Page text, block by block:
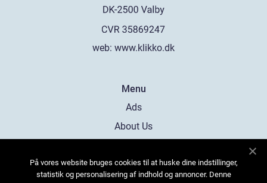
web: www.klikko.dk
Menu
Ads
About Us
Contact
På vores website bruges cookies til at huske dine indstillinger,
statistik og personalisering af indhold og annoncer. Denne